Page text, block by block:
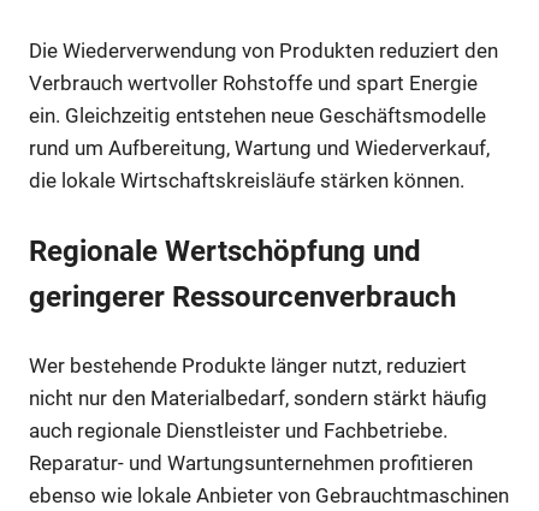
Die Wiederverwendung von Produkten reduziert den
Verbrauch wertvoller Rohstoffe und spart Energie
ein. Gleichzeitig entstehen neue Geschäftsmodelle
rund um Aufbereitung, Wartung und Wiederverkauf,
die lokale Wirtschaftskreisläufe stärken können.
Regionale Wertschöpfung und
geringerer Ressourcenverbrauch
Wer bestehende Produkte länger nutzt, reduziert
nicht nur den Materialbedarf, sondern stärkt häufig
auch regionale Dienstleister und Fachbetriebe.
Reparatur- und Wartungsunternehmen profitieren
ebenso wie lokale Anbieter von Gebrauchtmaschinen